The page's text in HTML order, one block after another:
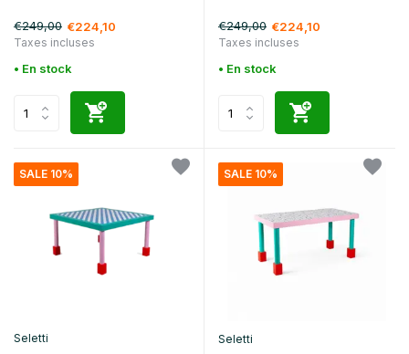
€249,00 €224,10
Taxes incluses
• En stock
€249,00 €224,10
Taxes incluses
• En stock
SALE 10%
Seletti
SALE 10%
Seletti